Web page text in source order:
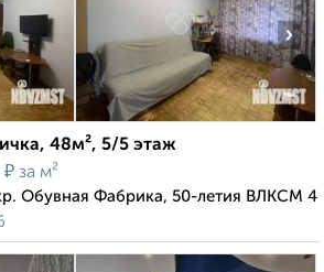
›
48м², 5/5 этаж
₽ за м²
Обувная Фабрика, 50-летия ВЛКСМ 4